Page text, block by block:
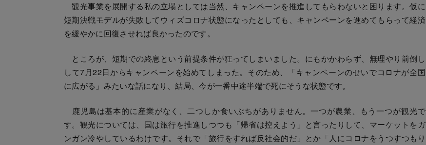
観光事業を展開する私の立場としては当然、キャンペーンを推進してもらわないと困ります。仮に
短期決戦モデルが失敗してウィズコロナ状態になったとしても、キャンペーンを進めてもらって経済
を緩やかに回復させれば良かったのです。
ところが、短期での終息という前提条件が狂ってしまいました。にもかかわらず、無理やり前倒し
して7月22日からキャンペーンを始めてしまった。そのため、「キャンペーンのせいでコロナが全国
に広がる」みたいな話になり、結局、今が一番中途半端で死にそうな状態です。
鹿児島は基本的に産業がなく、二つしか食いぶちがありません。一つが農業、もう一つが観光で
す。観光については、国は旅行を推進しつつも「帰省は控えよう」と言ったりして、マーケットをガ
ンガン冷やしているわけです。それで「旅行をすれば反社会的だ」とか「人にコロナをうつすつもり